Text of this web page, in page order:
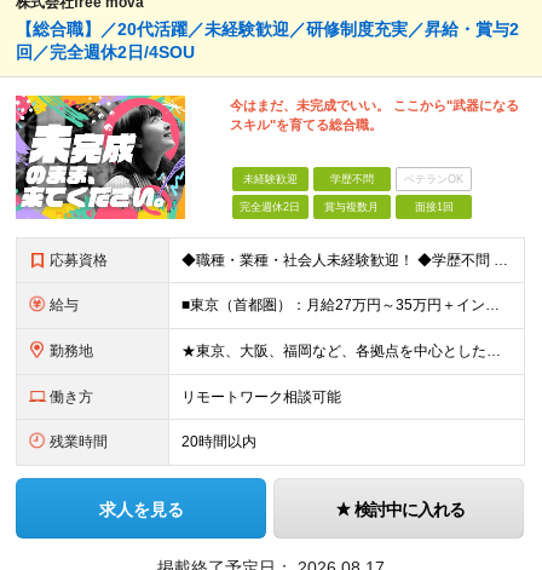
【総合職】／20代活躍／未経験歓迎／研修制度充実／昇給・賞与2
回／完全週休2日/4SOU
今はまだ、未完成でいい。 ここから"武器になる
スキル"を育てる総合職。
未経験歓迎 学歴不問 ベテランOK
完全週休2日 賞与複数月 面接1回
応募資格 ◆職種・業種・社会人未経験歓迎！ ◆学歴不問 ◆34歳以下の方 ※若年層の長期キャリア形成のため ◎メンバーの99％が未経験入社 ◎人柄・ポテンシャル重視採用 ◎早期から活躍したい方大歓迎 経験や
給与 ■東京（首都圏）：月給27万円～35万円＋インセンティブ ■大阪：月給25万円～35万円＋インセンティブ ■その他地方：月給23万円～35万円＋インセンティブ ※上記の額には下記の固定残業代を含みま
勤務地 ★東京、大阪、福岡など、各拠点を中心とした全国採用 ★仙台、名古屋で積極採用中 ★希望に沿わない転勤なし ★U・Iターン歓迎 ■東京本社 東京都渋谷区道玄坂2-25-12 道玄坂通3階3-1a ■
働き方 リモートワーク相談可能
残業時間 20時間以内
求人を見る 検討中に入れる